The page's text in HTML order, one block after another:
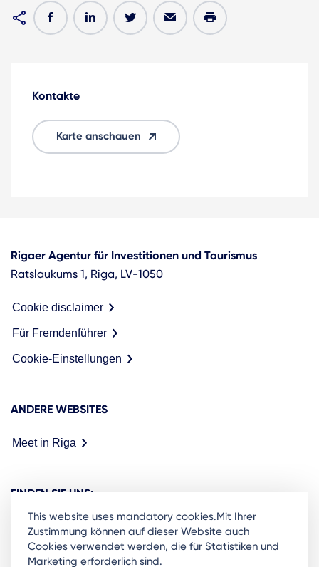
Kontakte
Karte anschauen
Rigaer Agentur für Investitionen und Tourismus
Ratslaukums 1, Riga, LV-1050
Cookie disclaimer
Für Fremdenführer
Cookie-Einstellungen
ANDERE WEBSITES
Meet in Riga
FINDEN SIE UNS:
This website uses mandatory cookies.Mit Ihrer
Zustimmung können auf dieser Website auch
Cookies verwendet werden, die für Statistiken und
Marketing erforderlich sind.